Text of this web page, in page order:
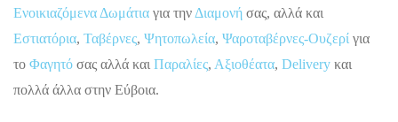
Ενοικιαζόμενα Δωμάτια για την Διαμονή σας, αλλά και
Εστιατόρια, Ταβέρνες, Ψητοπωλεία, Ψαροταβέρνες-Ουζερί για
το Φαγητό σας αλλά και Παραλίες, Αξιοθέατα, Delivery και
πολλά άλλα στην Εύβοια.